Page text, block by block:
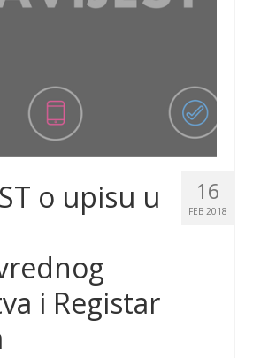
16
FEB 2018
o upisu u
i Registar